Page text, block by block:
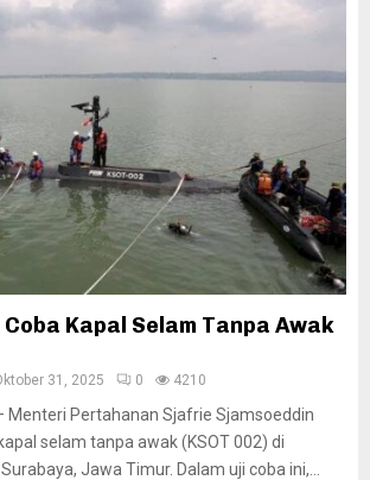
Kapal Selam Tanpa Awak
31, 2025 0 4210
Menteri Pertahanan Sjafrie Sjamsoeddin
selam tanpa awak (KSOT 002) di
Jawa Timur. Dalam uji coba ini,...